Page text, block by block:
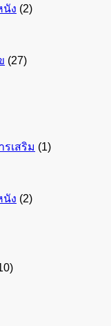
ง (2)
(27)
เสริม (1)
ง (2)